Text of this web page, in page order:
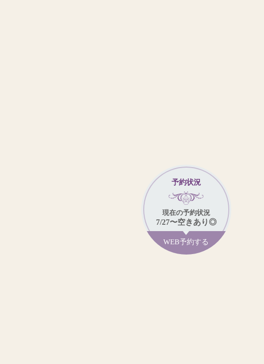
予約状況
現在の予約状況
7/27〜空きあり◎
WEB予約する